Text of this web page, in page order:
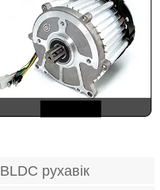
BLDC рухавік